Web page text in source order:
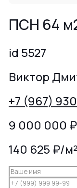
ПСН 64
id 5527
Виктор
+7 (967)
9 000 000 ₽
140 625 ₽/м²